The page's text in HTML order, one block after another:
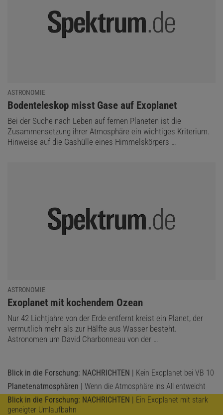
ASTRONOMIE
:Bodenteleskop misst Gase auf Exoplanet
Bei der Suche nach Leben auf fernen Planeten ist die
Zusammensetzung ihrer Atmosphäre ein wichtiges Kriterium.
Hinweise auf die Gashülle eines Himmelskörpers …
ASTRONOMIE
:
Exoplanet mit kochendem Ozean
Nur 42 Lichtjahre von der Erde entfernt kreist ein Planet, der
vermutlich mehr als zur Hälfte aus Wasser besteht.
Astronomen um David Charbonneau von der …
Blick in die Forschung: NACHRICHTEN | Kein Exoplanet bei VB 10
Planetenatmosphären | Wenn die Atmosphäre ins All entweicht
Blick in die Forschung: NACHRICHTEN | Ein Exoplanet mit stark
geneigter Umlaufbahn